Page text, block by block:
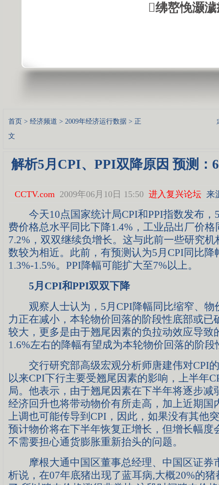
绋嶅悗灏
首页 > 经济频道 > 2009年经济运行数据 > 正
文
解析5月CPI、PPI双降原因 预测：
CCTV.com 2009年06月10日 15:50 进入复兴论坛来
今天10点国家统计局CPI和PPI指数发布，
费价格总水平同比下降1.4%，工业品出厂价格
7.2%，双双继续负增长。这与此前一些研究机
数较为相近。此前，有预测认为5月CPI同比降
1.3%-1.5%。PPI降幅可能扩大至7%以上。
5月CPI和PPI双双下降
观察人士认为，5月CPI降幅同比缩窄、物
力正在减小，本轮物价回落的阶段性底部或已
较大，更多是由于翘尾因素的负拉动效应导致
1.6%左右的降幅有望成为本轮物价回落的阶段
交行研究部高级宏观分析师唐建伟对CPI的
以来CPI下行主要受翘尾因素的影响，上半年
局。他表示，由于翘尾因素在下半年将逐步减
经济回升也将带动物价有所走高，加上近期国
上调也可能传导到CPI，因此，如果没有其他
预计物价将在下半年恢复正增长，但增长幅度
不需要担心通货膨胀重新抬头的问题。
摩根大通中国区董事总经理、中国区证券
析说，在07年底猪出现了蓝耳病,大概20%的